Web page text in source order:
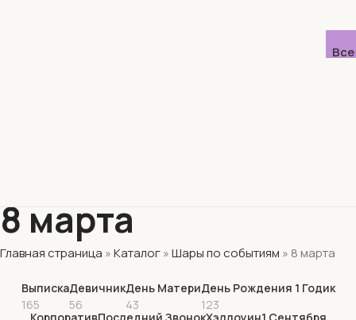
8 марта
Главная страница »Каталог»Шары по событиям » 8 марта
Выписка
165
Девичник
56
День Матери
43
День Рождения 1 Годик
123